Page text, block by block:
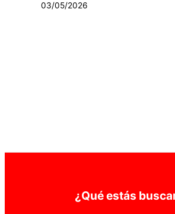
03/05/2026
¿Qué estás